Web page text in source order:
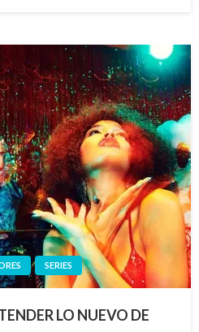
SERIES
LO NUEVO DE